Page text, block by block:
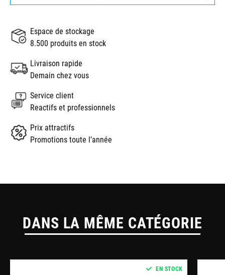
Espace de stockage
8.500 produits en stock
Livraison rapide
Demain chez vous
Service client
Reactifs et professionnels
Prix attractifs
Promotions toute l’année
DANS LA MÊME CATÉGORIE
EN STOCK